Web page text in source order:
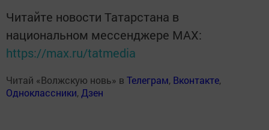
Читайте новости Татарстана в
национальном мессенджере MАХ:
https://max.ru/tatmedia
Читай «Волжскую новь» в Телеграм, Вконтакте,
Одноклассники,Дзен